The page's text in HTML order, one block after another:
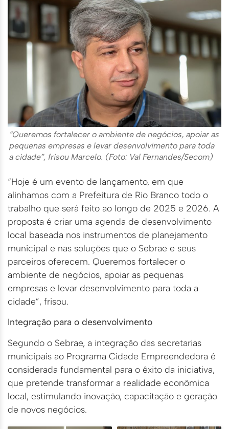
“Queremos fortalecer o ambiente de negócios, apoiar as
pequenas empresas e levar desenvolvimento para toda
a cidade”, frisou Marcelo. (Foto: Val Fernandes/Secom)
“Hoje é um evento de lançamento, em que
alinhamos com a Prefeitura de Rio Branco todo o
trabalho que será feito ao longo de 2025 e 2026. A
proposta é criar uma agenda de desenvolvimento
local baseada nos instrumentos de planejamento
municipal e nas soluções que o Sebrae e seus
parceiros oferecem. Queremos fortalecer o
ambiente de negócios, apoiar as pequenas
empresas e levar desenvolvimento para toda a
cidade”, frisou.
Integração para o desenvolvimento
Segundo o Sebrae, a integração das secretarias
municipais ao Programa Cidade Empreendedora é
considerada fundamental para o êxito da iniciativa,
que pretende transformar a realidade econômica
local, estimulando inovação, capacitação e geração
de novos negócios.